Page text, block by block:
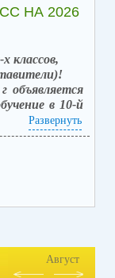
НА 2026
классов,
объявляется
в 10-й
об основном
в
форме,
Развернуть
Август